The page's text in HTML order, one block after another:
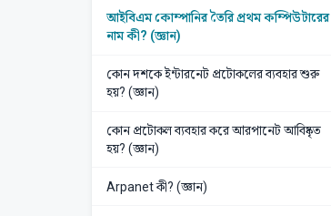
আইবিএম কোম্পানির তৈরি প্রথম কম্পিউটারের
নাম কী? (জ্ঞান)
কোন দশকে ইন্টারনেট প্রটোকলের ব্যবহার শুরু
হয়? (জ্ঞান)
কোন প্রটোকল ব্যবহার করে আরপানেট আবিষ্কৃত
হয়? (জ্ঞান)
Arpanet কী? (জ্ঞান)